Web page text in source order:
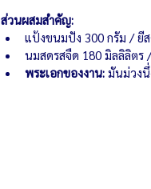
ส่วนผสมสำคัญ:
แป้งขนมปัง 300 กรัม / ยี
นมสดรสจืด 180 มิลลิลิตร
พระเอกของงาน: มันม่วงนึ่